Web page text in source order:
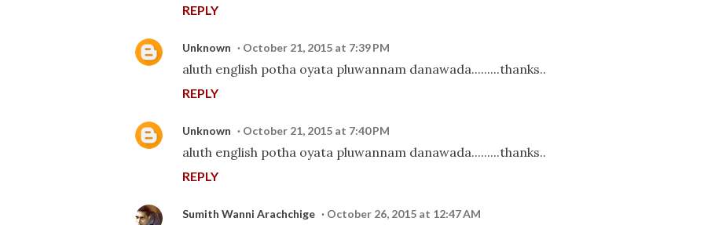
REPLY
Unknown October 21, 2015 at 7:39 PM
aluth english potha oyata pluwannam danawada.........thanks..
REPLY
Unknown October 21, 2015 at 7:40 PM
aluth english potha oyata pluwannam danawada.........thanks..
REPLY
Sumith Wanni Arachchige October 26, 2015 at 12:47 AM